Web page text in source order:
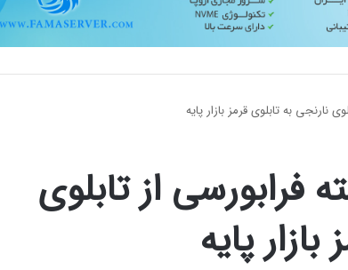
به تابلوی قرمز بازار پایه
از تابلوی
پایه